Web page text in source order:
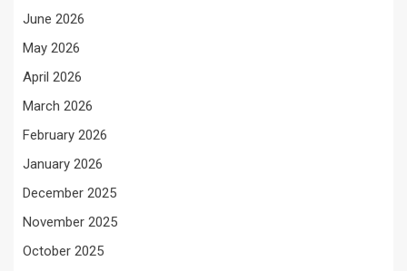
June 2026
May 2026
April 2026
March 2026
February 2026
January 2026
December 2025
November 2025
October 2025